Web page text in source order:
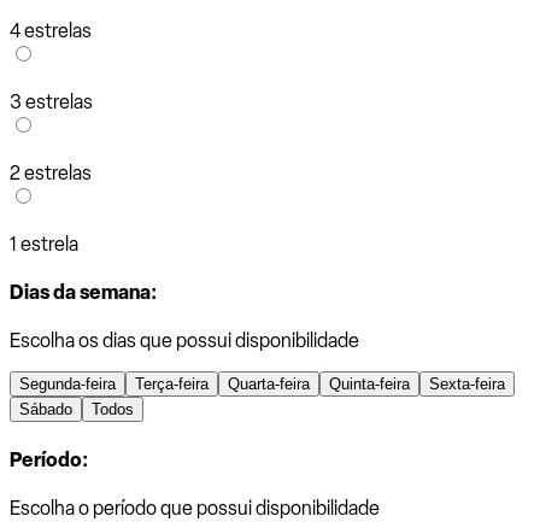
4 estrelas
3 estrelas
2 estrelas
1 estrela
Dias da semana:
Escolha os dias que possui disponibilidade
Segunda-feira Terça-feira Quarta-feira Quinta-feira
Sexta-feira
Sábado
Todos
Período:
Escolha o período que possui disponibilidade